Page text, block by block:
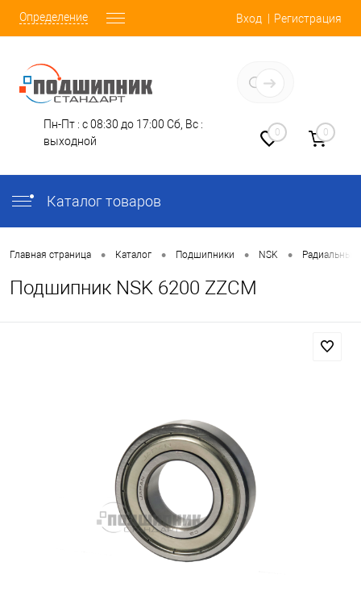
Определение Вход Регистрация
Пн-Пт : с 08:30 до 17:00 Сб, Вс :
выходной
0 0
Каталог товаров
Главная страница • Каталог • Подшипники • NSK •
Подшипник NSK 6200 ZZCM